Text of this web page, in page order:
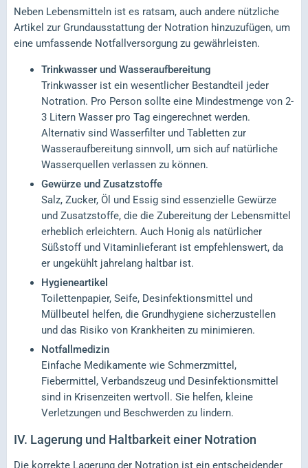
Neben Lebensmitteln ist es ratsam, auch andere nützliche
Artikel zur Grundausstattung der Notration hinzuzufügen, um
eine umfassende Notfallversorgung zu gewährleisten.
Trinkwasser und Wasseraufbereitung
Trinkwasser ist ein wesentlicher Bestandteil jeder
Notration. Pro Person sollte eine Mindestmenge von 2-
3 Litern Wasser pro Tag eingerechnet werden.
Alternativ sind Wasserfilter und Tabletten zur
Wasseraufbereitung sinnvoll, um sich auf natürliche
Wasserquellen verlassen zu können.
Gewürze und Zusatzstoffe
Salz, Zucker, Öl und Essig sind essenzielle Gewürze
und Zusatzstoffe, die die Zubereitung der Lebensmittel
erheblich erleichtern. Auch Honig als natürlicher
Süßstoff und Vitaminlieferant ist empfehlenswert, da
er ungekühlt jahrelang haltbar ist.
Hygieneartikel
Toilettenpapier, Seife, Desinfektionsmittel und
Müllbeutel helfen, die Grundhygiene sicherzustellen
und das Risiko von Krankheiten zu minimieren.
Notfallmedizin
Einfache Medikamente wie Schmerzmittel,
Fiebermittel, Verbandszeug und Desinfektionsmittel
sind in Krisenzeiten wertvoll. Sie helfen, kleine
Verletzungen und Beschwerden zu lindern.
IV. Lagerung und Haltbarkeit einer Notration
Die korrekte Lagerung der Notration ist ein entscheidender